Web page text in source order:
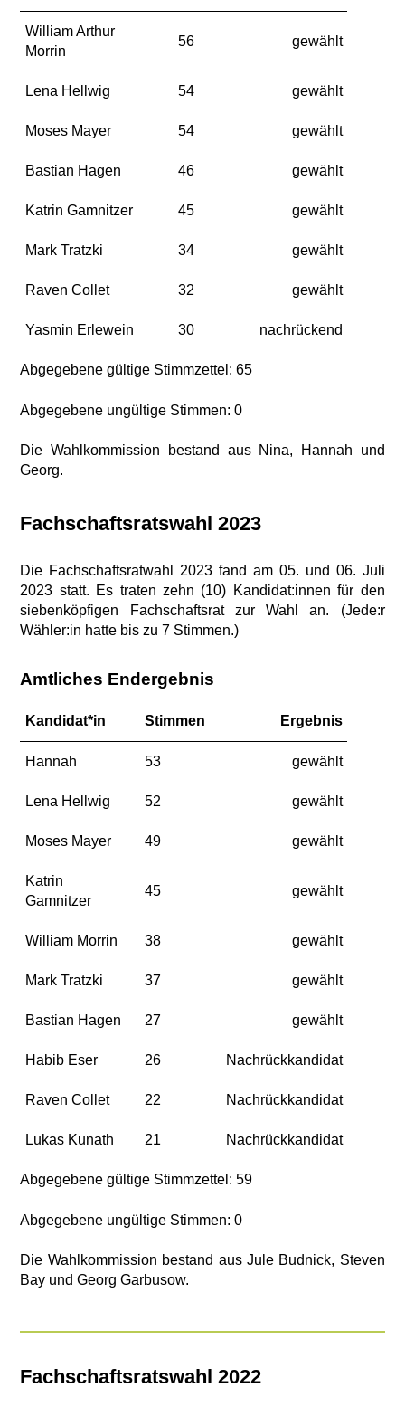
William Arthur
Morrin
56 gewählt
Lena Hellwig 54 gewählt
Moses Mayer 54 gewählt
Bastian Hagen 46 gewählt
Katrin Gamnitzer 45 gewählt
Mark Tratzki 34 gewählt
Raven Collet 32 gewählt
Yasmin Erlewein 30 nachrückend
Abgegebene gültige Stimmzettel: 65
Abgegebene ungültige Stimmen: 0
Die Wahlkommission bestand aus Nina, Hannah und
Georg.
Fachschaftsratswahl 2023
Die Fachschaftsratwahl 2023 fand am 05. und 06. Juli
2023 statt. Es traten zehn (10) Kandidat:innen für den
siebenköpfigen Fachschaftsrat zur Wahl an. (Jede:r
Wähler:in hatte bis zu 7 Stimmen.)
Amtliches Endergebnis
Kandidat*in Stimmen Ergebnis
Hannah 53 gewählt
Lena Hellwig 52 gewählt
Moses Mayer 49 gewählt
Katrin
Gamnitzer
45 gewählt
William Morrin 38 gewählt
Mark Tratzki 37 gewählt
Bastian Hagen 27 gewählt
Habib Eser 26 Nachrückkandidat
Raven Collet 22 Nachrückkandidat
Lukas Kunath 21 Nachrückkandidat
Abgegebene gültige Stimmzettel: 59
Abgegebene ungültige Stimmen: 0
Die Wahlkommission bestand aus Jule Budnick, Steven
Bay und Georg Garbusow.
Fachschaftsratswahl 2022